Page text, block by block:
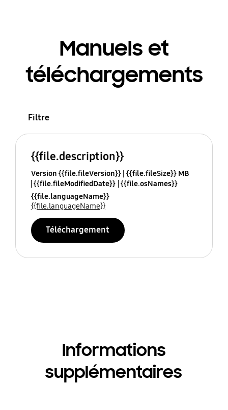
Manuels et
téléchargements
Filtre
{{file.description}}
Version {{file.fileVersion}} {{file.fileSize}} MB
{{file.fileModifiedDate}} {{file.osNames}}
{{file.languageName}}
{{file.languageName}}
Téléchargement
Informations
supplémentaires